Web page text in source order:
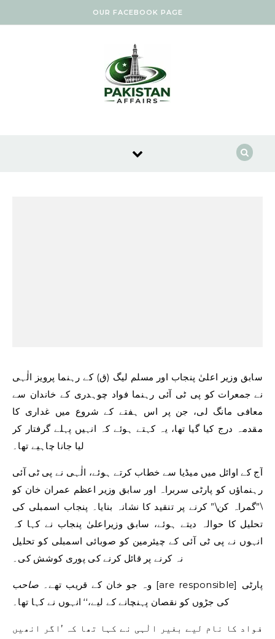
OUR FACEBOOK PAGE
سابق وزیر اعلیٰ پنجاب اور مسلم لیگ (ق) کے رہنما پرویز الٰہی
نے جمعرات کو پی ٹی آئی رہنما فواد چوہدری کے خاندان سے
معافی مانگ لی، جن پر اس ہفتے کے شروع میں غداری کا
مقدمہ درج کیا گیا تھا، یہ کہتے ہوئے کہ انہیں پہلے گرفتار کر
لیا جانا چاہیے تھا۔
آج کے اوائل میں میڈیا سے خطاب کرتے ہوئے، الٰہی نے پی ٹی آئی
رہنماؤں کو پارٹی سربراہ اور سابق وزیر اعظم عمران خان کو
\”گمراہ کن\” کرنے پر تنقید کا نشانہ بنایا۔ پنجاب اسمبلی کی
تحلیل کا حوالہ دیتے ہوئے، سابق وزیراعلیٰ پنجاب نے کہا کہ
انہوں نے پی ٹی آئی کے چیئرمین کو صوبائی اسمبلی کو تحلیل
نہ کرنے پر قائل کرنے کی پوری کوشش کی۔
وہ جو خان ​​کے قریب تھے۔ [are responsible] پارٹی
کی جڑوں کو نقصان پہنچانے کے لیے،‘‘ انہوں نے کہا تھا۔
فواد کا نام لیے بغیر الٰہی نے کہا تھا کہ ’اگر انھیں